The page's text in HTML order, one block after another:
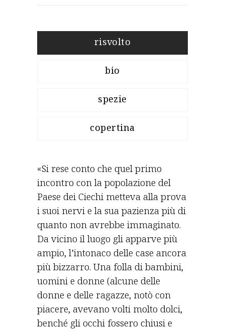
risvolto
bio
spezie
copertina
«Si rese conto che quel primo
incontro con la popolazione del
Paese dei Ciechi metteva alla prova
i suoi nervi e la sua pazienza più di
quanto non avrebbe immaginato.
Da vicino il luogo gli apparve più
ampio, l’intonaco delle case ancora
più bizzarro. Una folla di bambini,
uomini e donne (alcune delle
donne e delle ragazze, notò con
piacere, avevano volti molto dolci,
benché gli occhi fossero chiusi e